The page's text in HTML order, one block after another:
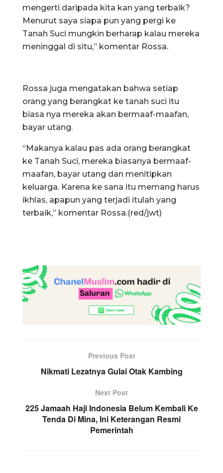
mengerti daripada kita kan yang terbaik?
Menurut saya siapa pun yang pergi ke
Tanah Suci mungkin berharap kalau mereka
meninggal di situ,” komentar Rossa.
Rossa juga mengatakan bahwa setiap
orang yang berangkat ke tanah suci itu
biasa nya mereka akan bermaaf-maafan,
bayar utang.
“Makanya kalau pas ada orang berangkat
ke Tanah Suci, mereka biasanya bermaaf-
maafan, bayar utang dan menitipkan
keluarga. Karena ke sana itu memang harus
ikhlas, apapun yang terjadi itulah yang
terbaik,” komentar Rossa.(red/jwt)
Previous Post
Nikmati Lezatnya Gulai Otak Kambing
Next Post
225 Jamaah Haji Indonesia Belum Kembali Ke
Tenda Di Mina, Ini Keterangan Resmi
Pemerintah